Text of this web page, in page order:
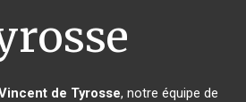
de Tyrosse, notre équipe de